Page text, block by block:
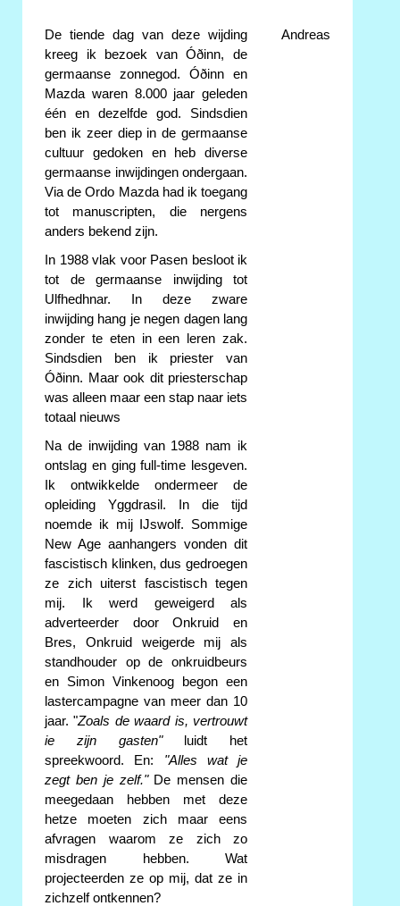
De tiende dag van deze wijding
kreeg ik bezoek van Óðinn, de
germaanse zonnegod. Óðinn en
Mazda waren 8.000 jaar geleden
één en dezelfde god. Sindsdien
ben ik zeer diep in de germaanse
cultuur gedoken en heb diverse
germaanse inwijdingen ondergaan.
Via de Ordo Mazda had ik toegang
tot manuscripten, die nergens
anders bekend zijn.
In 1988 vlak voor Pasen besloot ik
tot de germaanse inwijding tot
Ulfhedhnar. In deze zware
inwijding hang je negen dagen lang
zonder te eten in een leren zak.
Sindsdien ben ik priester van
Óðinn. Maar ook dit priesterschap
was alleen maar een stap naar iets
totaal nieuws
Na de inwijding van 1988 nam ik
ontslag en ging full-time lesgeven.
Ik ontwikkelde ondermeer de
opleiding Yggdrasil. In die tijd
noemde ik mij IJswolf. Sommige
New Age aanhangers vonden dit
fascistisch klinken, dus gedroegen
ze zich uiterst fascistisch tegen
mij. Ik werd geweigerd als
adverteerder door Onkruid en
Bres, Onkruid weigerde mij als
standhouder op de onkruidbeurs
en Simon Vinkenoog begon een
lastercampagne van meer dan 10
jaar. "Zoals de waard is, vertrouwt
ie zijn gasten"luidt het
spreekwoord. En: "Alles wat je
zegt ben je zelf."De mensen die
meegedaan hebben met deze
hetze moeten zich maar eens
afvragen waarom ze zich zo
misdragen hebben. Wat
projecteerden ze op mij, dat ze in
zichzelf ontkennen?
Andreas